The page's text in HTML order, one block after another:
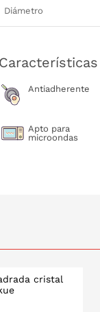
Diámetro
Antiadherente
Apto para
microondas